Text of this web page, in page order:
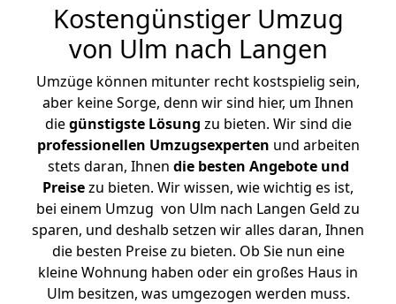
Kostengünstiger Umzug
von Ulm nach Langen
Umzüge können mitunter recht kostspielig sein,
aber keine Sorge, denn wir sind hier, um Ihnen
diegünstigste Lösung zu bieten. Wir sind die
professionellen Umzugsexperten und arbeiten
stets daran, Ihnen die besten Angebote und
Preisezu bieten. Wir wissen, wie wichtig es ist,
bei einem Umzug von Ulm nach Langen Geld zu
sparen, und deshalb setzen wir alles daran, Ihnen
die besten Preise zu bieten. Ob Sie nun eine
kleine Wohnung haben oder ein großes Haus in
Ulm besitzen, was umgezogen werden muss.